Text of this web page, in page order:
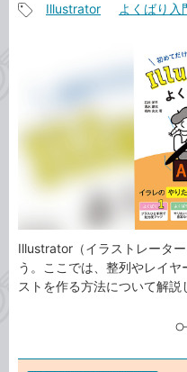
事
Illustrator よくばり入
Illustrator（イラストレータ
う。ここでは、整列やレイ
ストを作る方法について解説